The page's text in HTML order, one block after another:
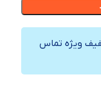
ویژه تماس